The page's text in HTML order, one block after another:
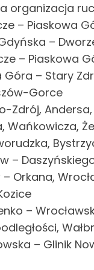
organizacja
– Piaskowa
–
– Piaskowa
Góra – Stary
Gorce
Zdrój,
Wańkowicza,
–
– Orkana,
–
– Glinik